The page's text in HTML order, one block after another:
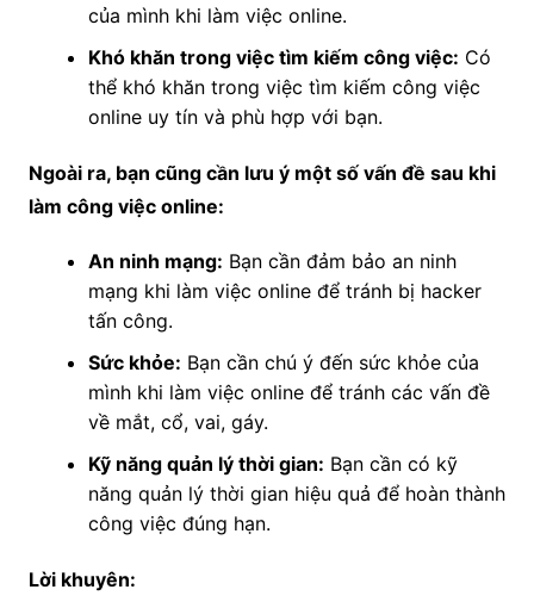
của mình khi làm việc online.
Khó khăn trong việc tìm kiếm công việc: Có
thể khó khăn trong việc tìm kiếm công việc
online uy tín và phù hợp với bạn.
Ngoài ra, bạn cũng cần lưu ý một số vấn đề sau khi
làm công việc online:
An ninh mạng: Bạn cần đảm bảo an ninh
mạng khi làm việc online để tránh bị hacker
tấn công.
Sức khỏe: Bạn cần chú ý đến sức khỏe của
mình khi làm việc online để tránh các vấn đề
về mắt, cổ, vai, gáy.
Kỹ năng quản lý thời gian: Bạn cần có kỹ
năng quản lý thời gian hiệu quả để hoàn thành
công việc đúng hạn.
Lời khuyên: